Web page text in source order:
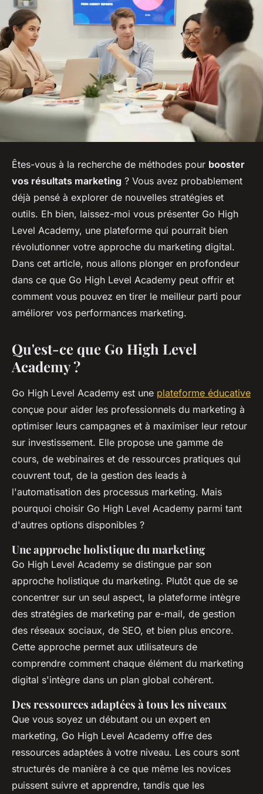
Êtes-vous à la recherche de méthodes pour booster
vos résultats marketing ? Vous avez probablement
déjà pensé à explorer de nouvelles stratégies et
outils. Eh bien, laissez-moi vous présenter Go High
Level Academy, une plateforme qui pourrait bien
révolutionner votre approche du marketing digital.
Dans cet article, nous allons plonger en profondeur
dans ce que Go High Level Academy peut offrir et
comment vous pouvez en tirer le meilleur parti pour
améliorer vos performances marketing.
Qu'est-ce que Go High Level
Academy ?
Go High Level Academy est une plateforme éducative
conçue pour aider les professionnels du marketing à
optimiser leurs campagnes et à maximiser leur retour
sur investissement. Elle propose une gamme de
cours, de webinaires et de ressources pratiques qui
couvrent tout, de la gestion des leads à
l'automatisation des processus marketing. Mais
pourquoi choisir Go High Level Academy parmi tant
d'autres options disponibles ?
Une approche holistique du marketing
Go High Level Academy se distingue par son
approche holistique du marketing. Plutôt que de se
concentrer sur un seul aspect, la plateforme intègre
des stratégies de marketing par e-mail, de gestion
des réseaux sociaux, de SEO, et bien plus encore.
Cette approche permet aux utilisateurs de
comprendre comment chaque élément du marketing
digital s'intègre dans un plan global cohérent.
Des ressources adaptées à tous les niveaux
Que vous soyez un débutant ou un expert en
marketing, Go High Level Academy offre des
ressources adaptées à votre niveau. Les cours sont
structurés de manière à ce que même les novices
puissent suivre et apprendre, tandis que les